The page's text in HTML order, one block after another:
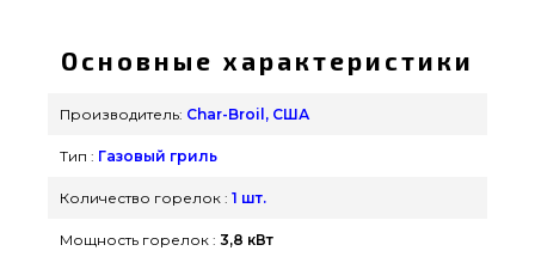
Основные характеристики
Производитель: Char-Broil, США
Тип : Газовый гриль
Количество горелок : 1 шт.
Мощность горелок : 3,8 кВт